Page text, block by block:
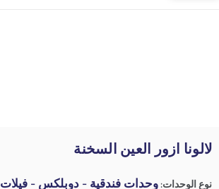
لالونا ازور العين السخنة
نوع الوحدات:وحدات فندقية - دوبلكس - فيلات